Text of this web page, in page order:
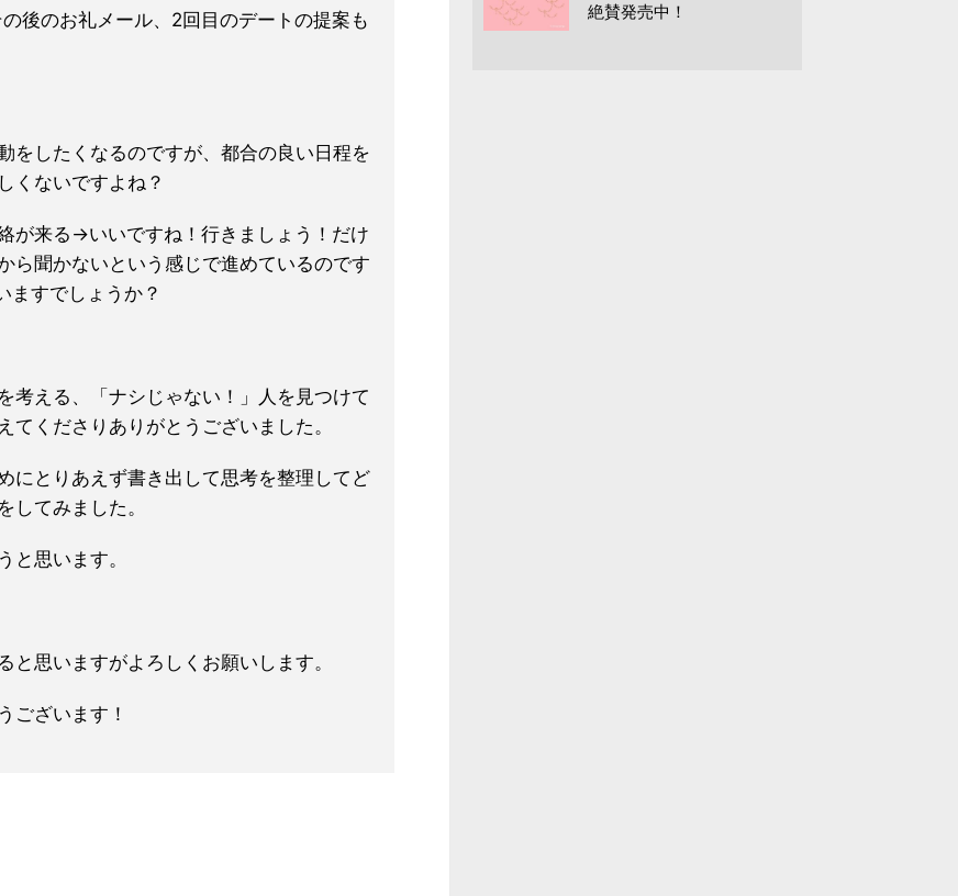
後のお礼メール、2回目のデートの提案も
をしたくなるのですが、都合の良い日程を
くないですよね？
が来る→いいですね！行きまし ょう！だけ
ら聞かないという感じで進めているのです
ますでし ょうか？
考える、「ナシじゃない！」人 を見つけて
てくださりありがと うございました。
にとりあえず書き出して思考を整理してど
してみました。
と思います。
と思いますがよろしくお願いし ます。
ございます！
絶賛発売中！